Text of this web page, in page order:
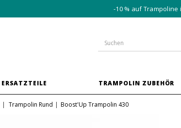
-10 % auf Trampoline
ERSATZTEILE TRAMPOLIN ZUBEHÖR
Trampolin Rund Boost'Up Trampolin 430